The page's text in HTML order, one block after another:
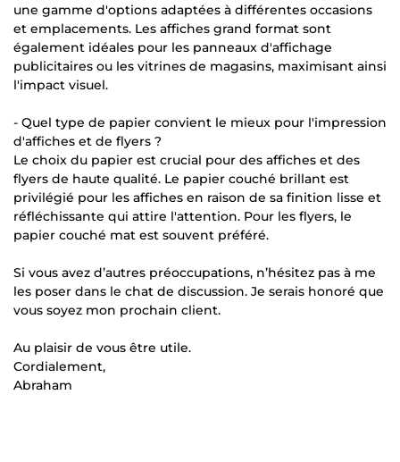
une gamme d'options adaptées à différentes occasions
et emplacements. Les affiches grand format sont
également idéales pour les panneaux d'affichage
publicitaires ou les vitrines de magasins, maximisant ainsi
l'impact visuel.
- Quel type de papier convient le mieux pour l'impression
d'affiches et de flyers ?
Le choix du papier est crucial pour des affiches et des
flyers de haute qualité. Le papier couché brillant est
privilégié pour les affiches en raison de sa finition lisse et
réfléchissante qui attire l'attention. Pour les flyers, le
papier couché mat est souvent préféré.
Si vous avez d’autres préoccupations, n’hésitez pas à me
les poser dans le chat de discussion. Je serais honoré que
vous soyez mon prochain client.
Au plaisir de vous être utile.
Cordialement,
Abraham